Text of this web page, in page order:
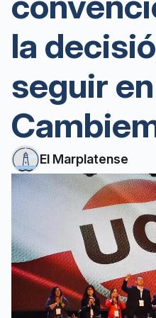
la
seguir en
El Marplatense